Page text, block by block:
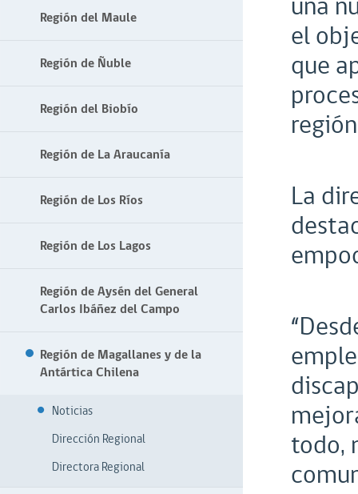
Región del Maule
Región de Ñuble
Región del Biobío
Región de La Araucanía
Región de Los Ríos
Región de Los Lagos
Región de Aysén del General
Carlos Ibáñez del Campo
Región de Magallanes y de la
Antártica Chilena
Noticias
Dirección Regional
Directora Regional
el
que
La
todo,